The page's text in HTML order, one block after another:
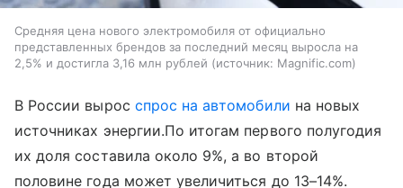
Средняя цена нового электромобиля от официально
представленных брендов за последний месяц выросла на
2,5% и достигла 3,16 млн рублей
источник: Magnific.com
В России вырос спрос на автомобили на новых
источниках энергии.По итогам первого полугодия
их доля составила около 9%, а во второй
половине года может увеличиться до 13–14%.